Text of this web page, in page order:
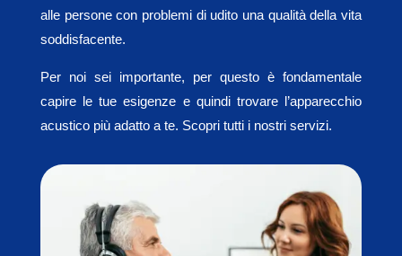
alle persone con problemi di udito una qualità della vita
soddisfacente.
Per noi sei importante, per questo è fondamentale
capire le tue esigenze e quindi trovare l’apparecchio
acustico più adatto a te. Scopri tutti i nostri servizi.